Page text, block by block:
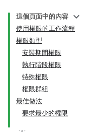
這個頁面中的內容
使用權限的工作流程
權限類型
安裝期間權限
執行階段權限
特殊權限
權限群組
最佳做法
要求最少的權限